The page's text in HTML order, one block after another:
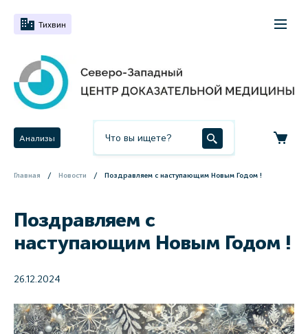
Тихвин
Анализы
Главная Новости Поздравляем с наступающим Новым Годом !
Поздравляем с
наступающим Новым Годом !
26.12.2024